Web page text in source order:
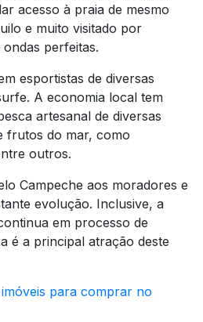
acesso à praia de mesmo
e muito visitado por
perfeitas.
esportistas de diversas
A economia local tem
artesanal de diversas
frutos do mar, como
outros.
Campeche aos moradores e
evolução. Inclusive, a
em processo de
é a principal atração deste
imóveis para comprar no